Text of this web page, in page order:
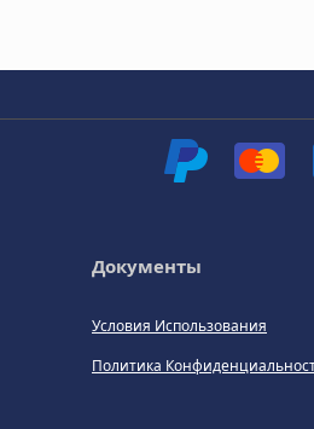
Документы
Условия Использования
Политика